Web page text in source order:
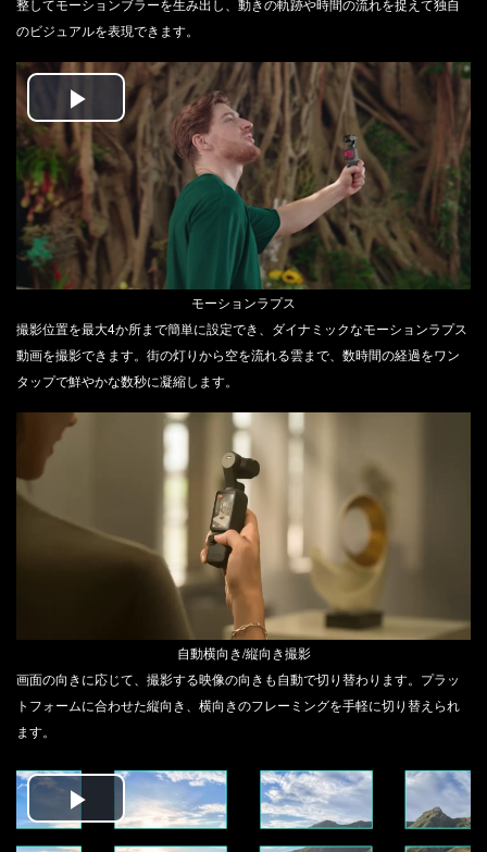
整してモーションブラーを生み出し、動きの軌跡や時間の流れを捉えて独自
のビジュアルを表現できます。
Play
Video
モーションラプス
撮影位置を最大4か所まで簡単に設定でき、ダイナミックなモーションラプス
動画を撮影できます。街の灯りから空を流れる雲まで、数時間の経過をワン
タップで鮮やかな数秒に凝縮します。
自動横向き/縦向き撮影
画面の向きに応じて、撮影する映像の向きも自動で切り替わります。プラッ
トフォームに合わせた縦向き、横向きのフレーミングを手軽に切り替えられ
ます。
Play